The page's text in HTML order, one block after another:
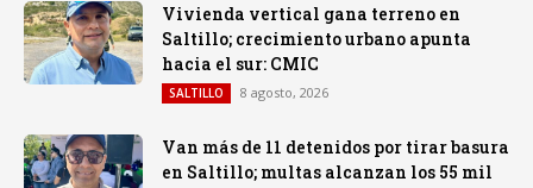
Vivienda vertical gana terreno en
Saltillo; crecimiento urbano apunta
hacia el sur: CMIC
SALTILLO 8 agosto, 2026
Van más de 11 detenidos por tirar basura
en Saltillo; multas alcanzan los 55 mil